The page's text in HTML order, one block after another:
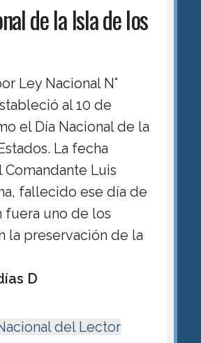
de la Isla de los
Ley Nacional N°
al 10 de
el Día Nacional de la
La fecha
Comandante Luis
fallecido ese día de
fuera uno de los
la preservación de la
D
del Lector